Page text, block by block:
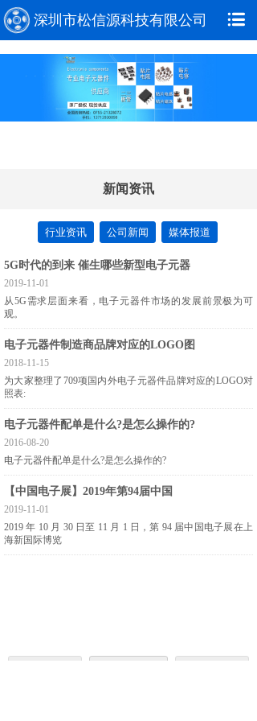
新闻资讯
行业资讯 公司新闻 媒体报道
5G时代的到来 催生哪些新型电子元器
2019-11-01
从5G需求层面来看，电子元器件市场的发展前景极为可
观。
电子元器件制造商品牌对应的LOGO图
2018-11-15
为大家整理了709项国内外电子​元器件品牌对应的LOGO对
照表:
电子元器件配单是什么?是怎么操作的?
2016-08-20
电子元器件配单是什么?是怎么操作的?​
【中国电子展】2019年第94届中国
2019-11-01
2019 年 10 月 30 日至 11 月 1 日，第 94 届中国电子展在上
海新国际博览
深圳市松信源科技有限公司